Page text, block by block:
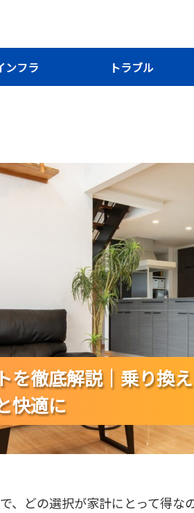
ンフラ トラブル
解説｜乗り換え・節約・サービス向
を徹底解説｜乗り換
快適に
を徹底解説｜乗り換
快適に
を徹底解説｜乗り換
快適に
、どの選択が家計にとって得な